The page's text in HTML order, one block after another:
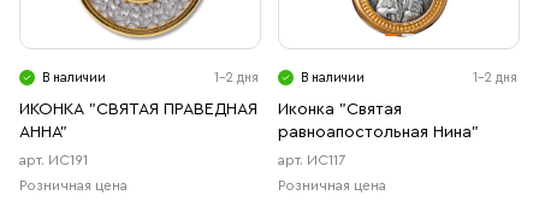
В наличии 1-2 дня
ИКОНКА "СВЯТАЯ ПРАВЕДНАЯ
АННА"
арт. ИС191
Розничная цена
В наличии 1-2 дня
Иконка "Святая
равноапостольная Нина"
арт. ИС117
Розничная цена